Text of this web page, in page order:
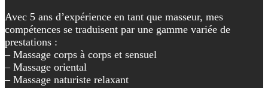
Avec 5 ans d’expérience en tant que masseur, mes
compétences se traduisent par une gamme variée de
prestations :
– Massage corps à corps et sensuel
– Massage oriental
– Massage naturiste relaxant